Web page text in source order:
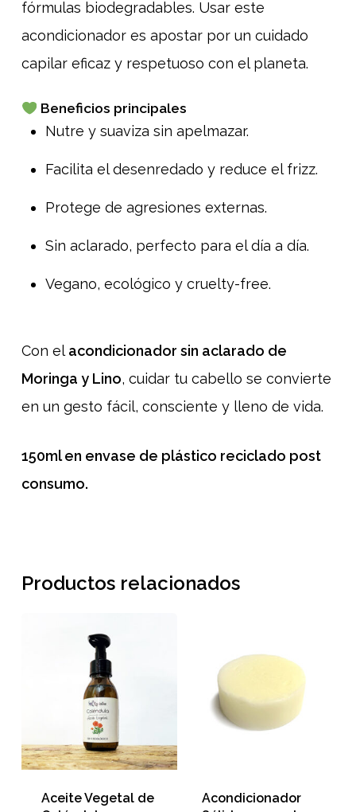
fórmulas biodegradables. Usar este
acondicionador es apostar por un cuidado
capilar eficaz y respetuoso con el planeta.
Beneficios principales
Nutre y suaviza sin apelmazar.
Facilita el desenredado y reduce el frizz.
Protege de agresiones externas.
Sin aclarado, perfecto para el día a día.
Vegano, ecológico y cruelty-free.
Con elacondicionador sin aclarado de
Moringa y Lino, cuidar tu cabello se convierte
en un gesto fácil, consciente y lleno de vida.
150ml en envase de plástico reciclado post
consumo.
Productos relacionados
Aceite Vegetal de
Acondicionador